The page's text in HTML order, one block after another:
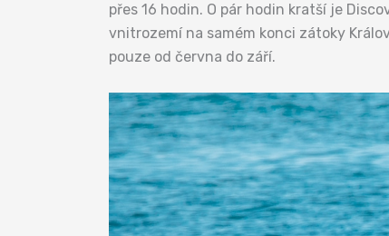
přes 16 hodin. O pár hodin kratší je
vnitrozemí na samém konci zátoky
pouze od června do září.